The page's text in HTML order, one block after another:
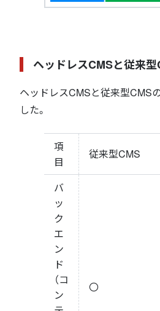
ヘッドレスCMSと従来
ヘッドレスCMSと従来型CMS
した。
項
目
従来型CMS
バ
ッ
ク
エ
ン
ド
（コ
ン
〇